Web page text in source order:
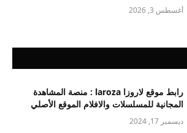
أغسطس 3, 2026
رابط موقع لاروزا laroza : منصة المشاهدة
المجانية للمسلسلات والافلام الموقع الأصلي
ديسمبر 17, 2024